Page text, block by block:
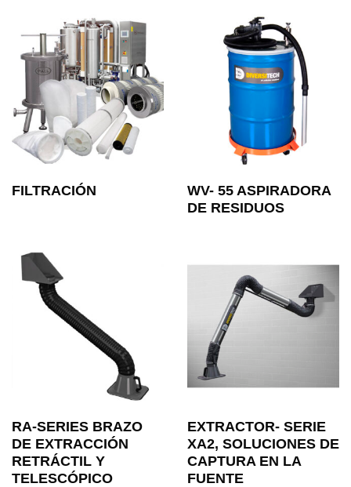
FILTRACIÓN
WV- 55 ASPIRADORA
DE RESIDUOS
RA-SERIES BRAZO
DE EXTRACCIÓN
RETRÁCTIL Y
TELESCÓPICO
EXTRACTOR- SERIE
XA2, SOLUCIONES DE
CAPTURA EN LA
FUENTE